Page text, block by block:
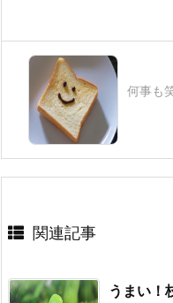
何事も
関連記事
うまい！